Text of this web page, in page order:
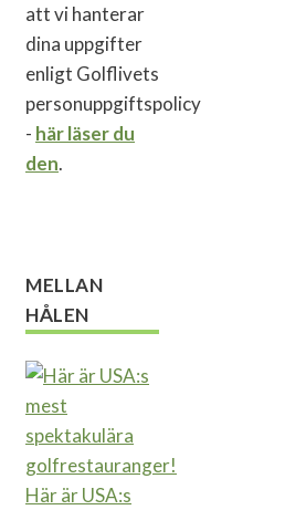
att vi hanterar
dina uppgifter
enligt Golflivets
personuppgiftspolicy
- här läser du
den.
MELLAN
HÅLEN
Här är USA:s